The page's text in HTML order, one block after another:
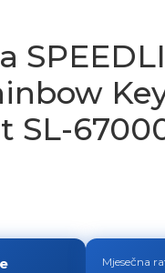
SL-
Mjesečna